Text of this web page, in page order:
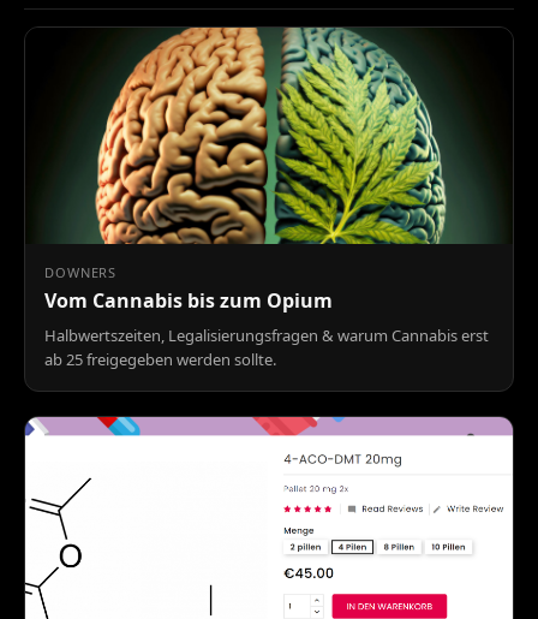
DOWNERS
Vom Cannabis bis zum Opium
Halbwertszeiten, Legalisierungsfragen & warum Cannabis erst
ab 25 freigegeben werden sollte.